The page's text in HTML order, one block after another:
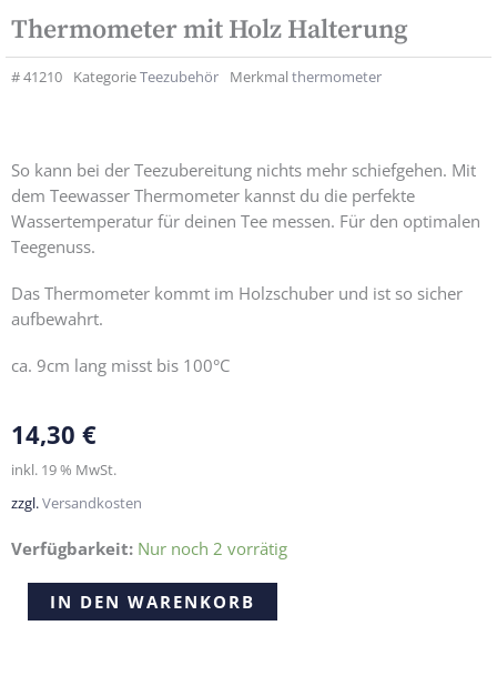
Thermometer mit Holz Halterung
#41210 KategorieTeezubehör Merkmal thermometer
So kann bei der Teezubereitung nichts mehr schiefgehen. Mit
dem Teewasser Thermometer kannst du die perfekte
Wassertemperatur für deinen Tee messen. Für den optimalen
Teegenuss.
Das Thermometer kommt im Holzschuber und ist so sicher
aufbewahrt.
ca. 9cm lang misst bis 100°C
14,30 €
inkl. 19 % MwSt.
zzgl.Versandkosten
Verfügbarkeit: Nur noch 2 vorrätig
Thermometer
IN DEN WARENKORB